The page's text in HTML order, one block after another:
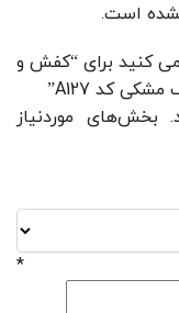
است.
می کنید برای “کفش و
بخش‌های موردنیاز
*